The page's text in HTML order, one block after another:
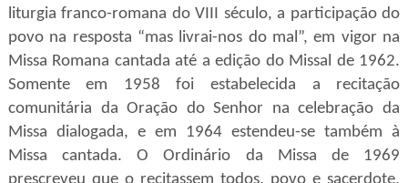
liturgia franco-romana do VIII século, a participação do
povo na resposta “mas livrai-nos do mal”, em vigor na
Missa Romana cantada até a edição do Missal de 1962.
Somente em 1958 foi estabelecida a recitação
comunitária da Oração do Senhor na celebração da
Missa dialogada, e em 1964 estendeu-se também à
Missa cantada. O Ordinário da Missa de 1969